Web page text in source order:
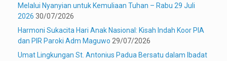
Melalui Nyanyian untuk Kemuliaan Tuhan – Rabu 29 Juli
2026 30/07/2026
Harmoni Sukacita Hari Anak Nasional: Kisah Indah Koor PIA
dan PIR Paroki Adm Maguwo 29/07/2026
Umat Lingkungan St. Antonius Padua Bersatu dalam Ibadat